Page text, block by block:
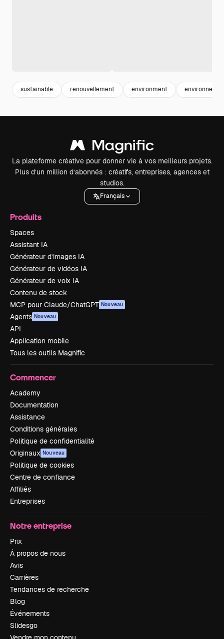
sustainable renouvellement environment
La plateforme créative pour donner vie à vos meilleurs projets.
Plus d’un million d’abonnés : créatifs, entreprises, agences et
studios.
Français
Produits
Spaces
Assistant IA
Générateur d’images IA
Générateur de vidéos IA
Générateur de voix IA
Contenu de stock
MCP pour Claude/ChatGPT Nouveau
Agents Nouveau
API
Application mobile
Tous les outils Magnific
Commencer
Academy
Documentation
Assistance
Conditions générales
Politique de confidentialité
Originaux Nouveau
Politique de cookies
Centre de confiance
Affiliés
Entreprises
Notre entreprise
Prix
À propos de nous
Avis
Carrières
Tendances de recherche
Blog
Événements
Slidesgo